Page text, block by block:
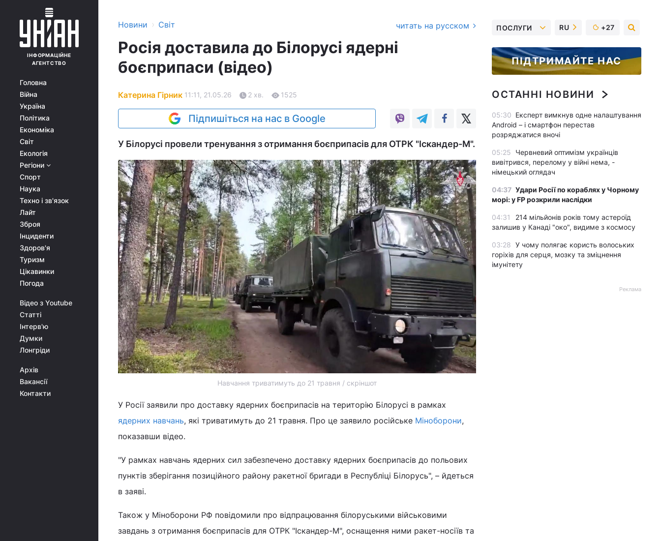
ІНФОРМАЦІЙНЕ
АГЕНТСТВО
Головна
Війна
Україна
Політика
Економіка
Світ
Екологія
Регіони
Спорт
Наука
Техно і зв'язок
Лайт
Зброя
Інциденти
Здоров'я
Туризм
Цікавинки
Погода
Відео з Youtube
Статті
Інтерв'ю
Думки
Лонгріди
Архів
Вакансії
Контакти
Новини › Світ читать на русском
Росія доставила до Білорусі ядерні
боєприпаси (відео)
Катерина Гірник 11:11, 21.05.26 2 хв. 1525
Підпишіться на нас в Google
У Білорусі провели тренування з отримання боєприпасів для ОТРК "Іскандер-М".
Навчання триватимуть до 21 травня / скріншот
У Росії заявили про доставку ядерних боєприпасів на територію Білорусі в рамках
ядерних навчань, які триватимуть до 21 травня. Про це заявило російське Міноборони,
показавши відео.
"У рамках навчань ядерних сил забезпечено доставку ядерних боєприпасів до польових
пунктів зберігання позиційного району ракетної бригади в Республіці Білорусь", – йдеться
в заяві.
Також у Міноборони РФ повідомили про відпрацювання білоруськими військовими
завдань з отримання боєприпасів для ОТРК "Іскандер-М", оснащення ними ракет-носіїв та
ПОСЛУГИ RU +27
ПІДТРИМАЙТЕ НАС
ОСТАННІ НОВИНИ
05:30 Експерт вимкнув одне налаштування
Android – і смартфон перестав
розряджатися вночі
05:25
Червневий оптимізм українців
вивітрився, перелому у війні нема, -
німецький оглядач
04:37 Удари Росії по кораблях у Чорному
морі: у FP розкрили наслідки
04:31
214 мільйонів років тому астероїд
залишив у Канаді "око", видиме з космосу
03:28 У чому полягає користь волоських
горіхів для серця, мозку та зміцнення
імунітету
Реклама